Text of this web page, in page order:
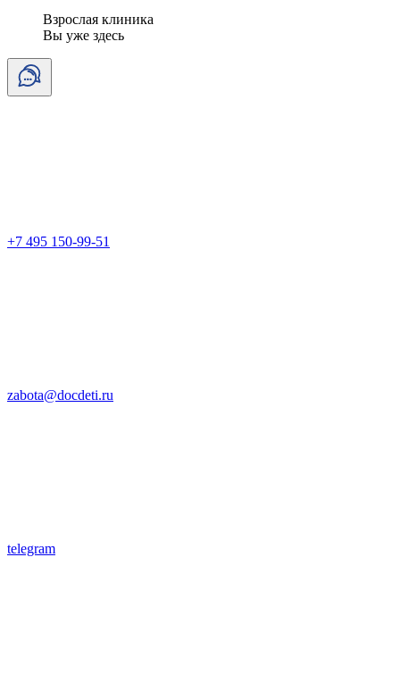
Взрослая клиника
Вы уже здесь
+7 495 150-99-51
zabota@docdeti.ru
telegram